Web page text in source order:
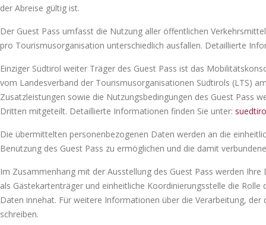
der Abreise gültig ist.
Der Guest Pass umfasst die Nutzung aller öffentlichen
pro Tourismusorganisation unterschiedlich ausfallen. Detaillierte
Einziger Südtirol weiter Träger des Guest Pass ist das
vom Landesverband der Tourismusorganisationen Südtirols (LTS)
Zusatzleistungen sowie die Nutzungsbedingungen des Guest Pass
Dritten mitgeteilt. Detaillierte Informationen finden Sie unter:
Die übermittelten personenbezogenen Daten werden an die
Benutzung des Guest Pass zu ermöglichen und die damit
Im Zusammenhang mit der Ausstellung des Guest Pass werden
als Gästekartenträger und einheitliche Koordinierungsstelle die
Daten innehat. Für weitere Informationen über die Verarbeitung,
schreiben.